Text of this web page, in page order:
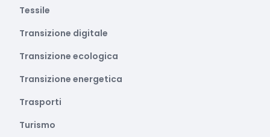
Tessile
Transizione digitale
Transizione ecologica
Transizione energetica
Trasporti
Turismo